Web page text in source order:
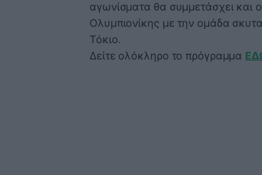
αγωνίσματα θα συμμετάσχει και
Ολυμπιονίκης με την ομάδα
Τόκιο.
Δείτε ολόκληρο το πρόγραμμα